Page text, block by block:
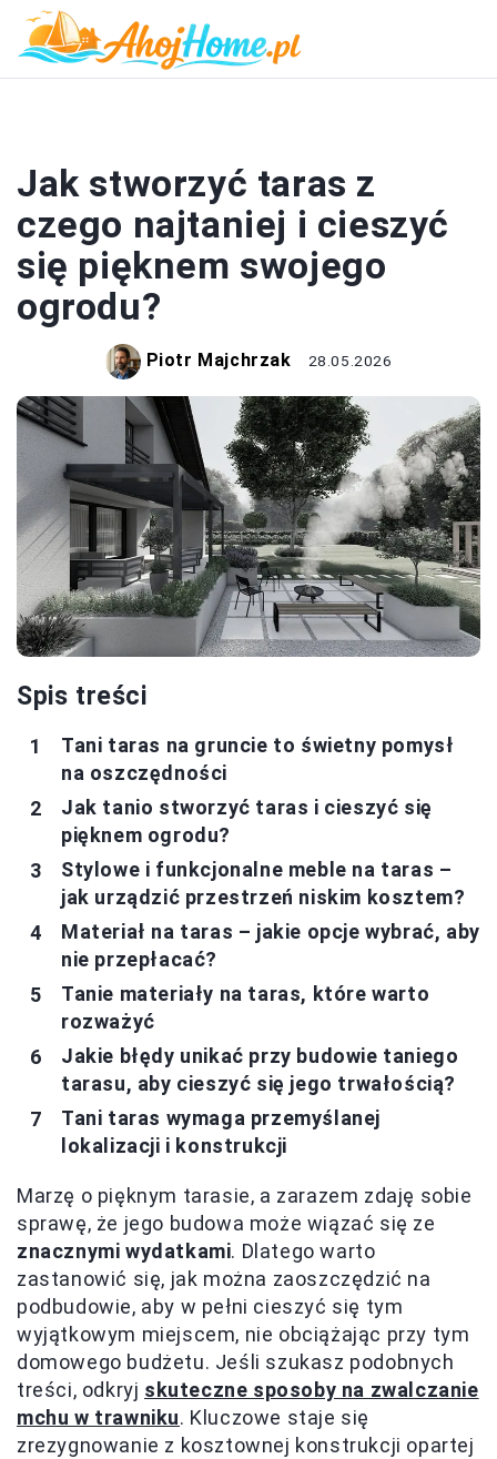
Jak stworzyć taras z
czego najtaniej i cieszyć
się pięknem swojego
ogrodu?
Piotr Majchrzak 28.05.2026
Spis treści
Tani taras na gruncie to świetny pomysł
na oszczędności
Jak tanio stworzyć taras i cieszyć się
pięknem ogrodu?
Stylowe i funkcjonalne meble na taras –
jak urządzić przestrzeń niskim kosztem?
Materiał na taras – jakie opcje wybrać, aby
nie przepłacać?
Tanie materiały na taras, które warto
rozważyć
Jakie błędy unikać przy budowie taniego
tarasu, aby cieszyć się jego trwałością?
Tani taras wymaga przemyślanej
lokalizacji i konstrukcji
Marzę o pięknym tarasie, a zarazem zdaję sobie
sprawę, że jego budowa może wiązać się ze
znacznymi wydatkami. Dlatego warto
zastanowić się, jak można zaoszczędzić na
podbudowie, aby w pełni cieszyć się tym
wyjątkowym miejscem, nie obciążając przy tym
domowego budżetu. Jeśli szukasz podobnych
treści, odkryj skuteczne sposoby na zwalczanie
mchu w trawniku. Kluczowe staje się
zrezygnowanie z kosztownej konstrukcji opartej